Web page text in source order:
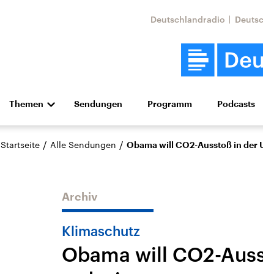
Deutschlandradio
Themen
Die Nachrichten Politik Wirtschaft Wissen
Hörspiel und Feature Musik
Landtagswahl Sachsen-
USA
Sendungen Programm Podcasts
Startseite / Alle Sendungen / Obama will CO2-Ausstoß in der
Archiv
Klimaschutz
Obama will CO2-